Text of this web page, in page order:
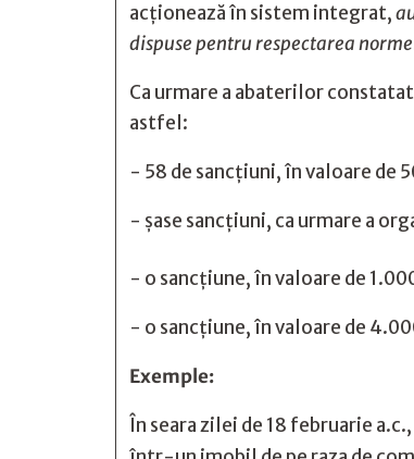
acționează în sistem integrat,
dispuse pentru respectarea
Ca urmare a abaterilor
astfel:
- 58 de sancțiuni, în valoare de
- șase sancțiuni, ca urmare a
- o sancțiune, în valoare de
- o sancțiune, în valoare de
Exemple:
În seara zilei de 18 februarie